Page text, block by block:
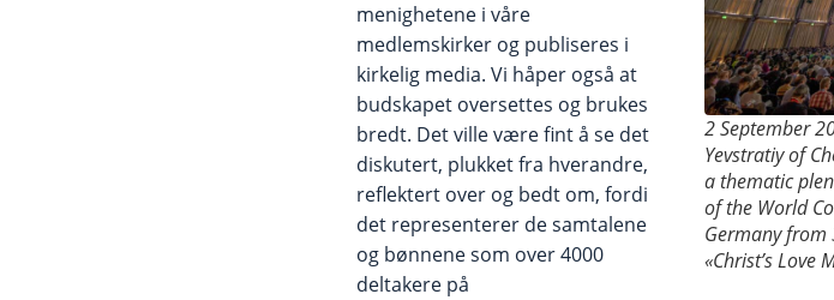
menighetene i våre
medlemskirker og publiseres i
kirkelig media. Vi håper også at
budskapet oversettes og brukes
bredt. Det ville være fint å se det
diskutert, plukket fra hverandre,
reflektert over og bedt om, fordi
det representerer de samtalene
og bønnene som over 4000
deltakere på
2 September
Yevstratiy of
a thematic
of the World
Germany from
«Christ’s Love